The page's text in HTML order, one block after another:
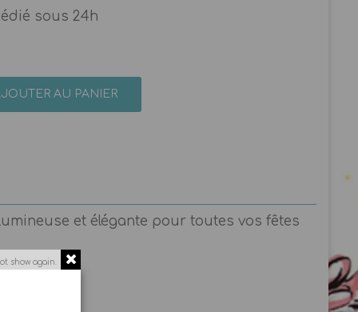
show again.
sous 24h
AU PANIER
et élégante pour toutes vos fêtes